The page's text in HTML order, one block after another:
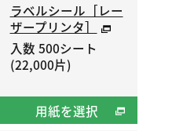
ラベルシール［レー
ザープリンタ］
入数 500シート
(22,000片)
用紙を選択